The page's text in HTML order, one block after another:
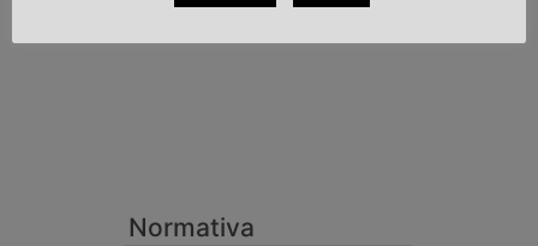
Normativa